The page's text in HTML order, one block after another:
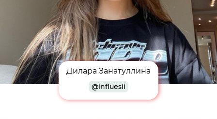
Дилара Занатуллина
@influesii